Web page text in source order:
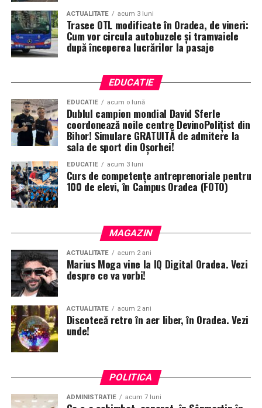
ACTUALITATE acum 3 luni
Trasee OTL modificate în Oradea, de vineri:
Cum vor circula autobuzele și tramvaiele
după începerea lucrărilor la pasaje
EDUCATIE
EDUCATIE acum o lună
Dublul campion mondial David Sferle
coordonează noile centre DevinoPolițist din
Bihor! Simulare GRATUITĂ de admitere la
sala de sport din Oșorhei!
EDUCATIE acum 3 luni
Curs de competențe antreprenoriale pentru
100 de elevi, în Campus Oradea (FOTO)
MAGAZIN
ACTUALITATE acum 2 ani
Marius Moga vine la IQ Digital Oradea. Vezi
despre ce va vorbi!
ACTUALITATE acum 2 ani
Discotecă retro în aer liber, în Oradea. Vezi
unde!
POLITICA
ADMINISTRATIE acum 7 luni